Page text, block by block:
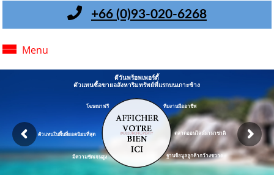
+66 (0)93-020-6268
Menu
ดีวันพร้อพเพอร์ตี้
โฆษณาฟรี ทีมงานมืออาชีพ
ตัวแทนในพื้นที่ยอดนิยมที่สุด ตลาดออนไลน์นานาชาติ
มีความชัดเจนสูง ฐานข้อมูลลูกค้ากว้างขวาง
ตัวแทนซื้อขายอสังหาริมทรัพย์ที่แรกบนเกาะช้าง